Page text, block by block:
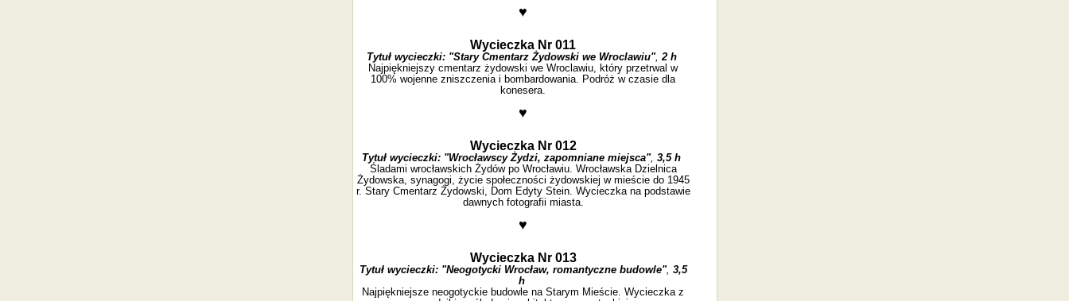
♥
Wycieczka Nr 011
Tytuł wycieczki: "Stary Cmentarz Żydowski we Wroclawiu", 2 h
Najpiękniejszy cmentarz żydowski we Wroclawiu, który przetrwal w
100% wojenne zniszczenia i bombardowania. Podróż w czasie dla
konesera.
♥
Wycieczka Nr 012
Tytuł wycieczki: "Wrocławscy Żydzi, zapomniane miejsca", 3,5 h
Śladami wrocławskich Żydów po Wrocławiu. Wrocławska Dzielnica
Żydowska, synagogi, życie społeczności żydowskiej w mieście do 1945
r. Stary Cmentarz Żydowski, Dom Edyty Stein. Wycieczka na podstawie
dawnych fotografii miasta.
♥
Wycieczka Nr 013
Tytuł wycieczki: "Neogotycki Wrocław, romantyczne budowle", 3,5
h
Najpiękniejsze neogotyckie budowle na Starym Mieście. Wycieczka z